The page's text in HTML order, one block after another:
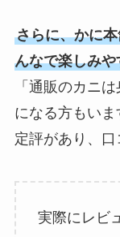
さらに、かに
んなで楽しみ
「通販のカニ
になる方もい
定評があり、口
実際にレビ